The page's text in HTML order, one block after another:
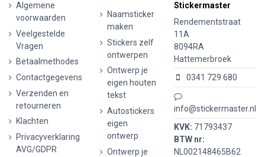
Algemene
voorwaarden
Veelgestelde
Vragen
Betaalmethodes
Contactgegevens
Verzenden en
retourneren
Klachten
Privacyverklaring
AVG/GDPR
Naamsticker
maken
Stickers zelf
ontwerpen
Ontwerp je
eigen houten
tekst
Autostickers
eigen
ontwerp
Ontwerp je
Stickermaster
Rendementstraat
11A
8094RA
Hattemerbroek
0341 729 680
info@stickermaster.nl
KVK: 71793437
BTW nr:
NL002148465B62